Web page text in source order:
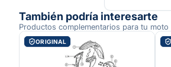
También podría interesarte
Productos complementarios para tu moto
ORIGINAL